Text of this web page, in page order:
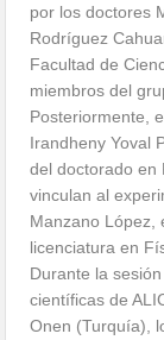
por los doctores
Rodríguez
Facultad de
miembros del
Posteriormente,
Irandheny Yoval
del doctorado en
vinculan al
Manzano López,
licenciatura en
Durante la
científicas de
Onen (Turquía),